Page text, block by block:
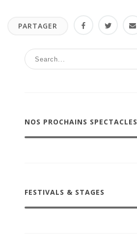
PARTAGER
NOS PROCHAINS SPECTACLES
FESTIVALS & STAGES